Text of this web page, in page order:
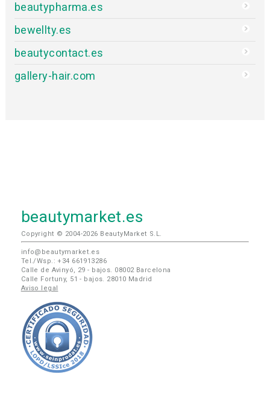
beautypharma.es
bewellty.es
beautycontact.es
gallery-hair.com
beautymarket.es
Copyright © 2004-2026 BeautyMarket S.L.
info@beautymarket.es
Tel./Wsp.: +34 661913286
Calle de Avinyó, 29 - bajos. 08002 Barcelona
Calle Fortuny, 51 - bajos. 28010 Madrid
Aviso legal